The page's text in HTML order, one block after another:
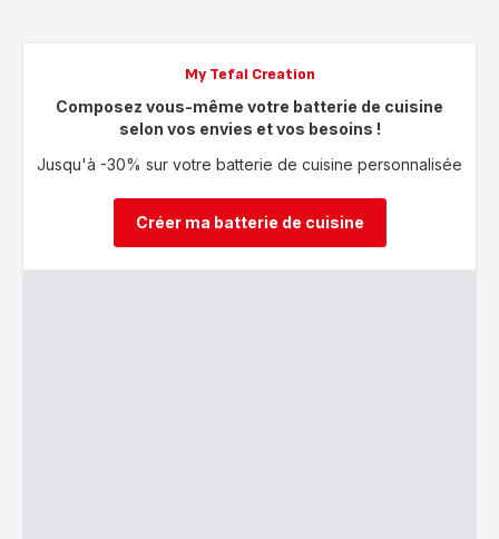
My Tefal Creation
Composez vous-même votre batterie de cuisine
selon vos envies et vos besoins !
Jusqu'à -30% sur votre batterie de cuisine personnalisée
Créer ma batterie de cuisine